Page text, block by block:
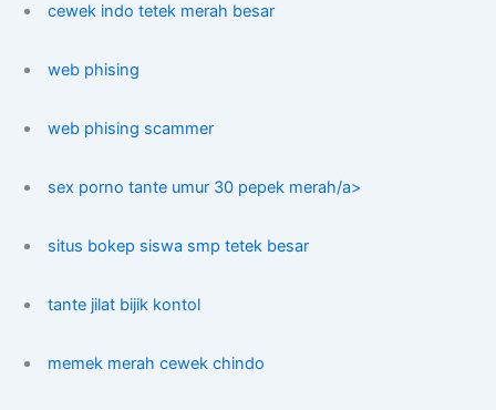
cewek indo tetek merah besar
web phising
web phising scammer
sex porno tante umur 30 pepek merah/a>
situs bokep siswa smp tetek besar
tante jilat bijik kontol
memek merah cewek chindo